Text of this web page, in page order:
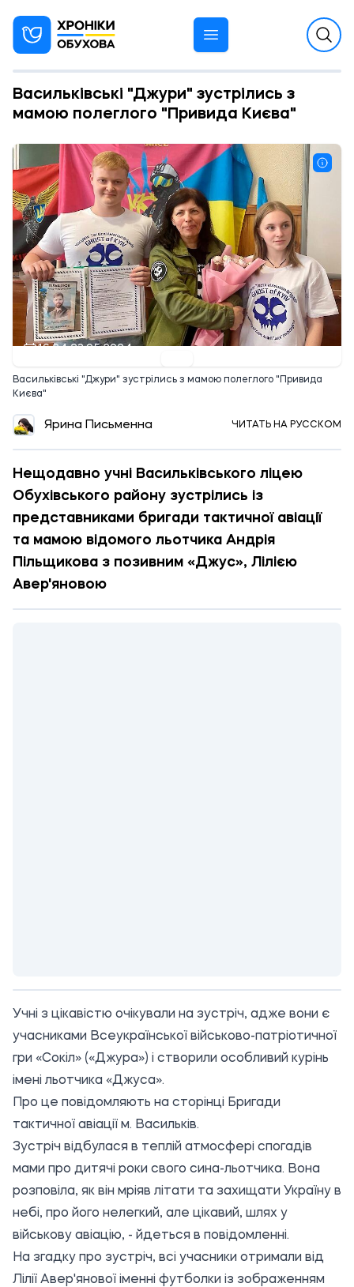
Васильківські "Джури" зустрілись з
мамою полеглого "Привида Києва"
16:24 23.05.2024
Васильківські "Джури" зустрілись з мамою полеглого "Привида
Києва"
Ярина Письменна ЧИТАТЬ НА РУССКОМ
Нещодавно учні Васильківського ліцею
Обухівського району зустрілись із
представниками бригади тактичної авіації
та мамою відомого льотчика Андрія
Пільщикова з позивним «Джус», Лілією
Авер'яновою
Учні з цікавістю очікували на зустріч, адже вони є
учасниками Всеукраїнської військово-патріотичної
гри «Сокіл» («Джура») і створили особливий курінь
імені льотчика «Джуса».
Про це повідомляють на сторінці Бригади
тактичної авіації м. Васильків.
Зустріч відбулася в теплій атмосфері спогадів
мами про дитячі роки свого сина-льотчика. Вона
розповіла, як він мріяв літати та захищати Україну в
небі, про його нелегкий, але цікавий, шлях у
військову авіацію, - йдеться в повідомленні.
На згадку про зустріч, всі учасники отримали від
Лілії Авер'янової іменні футболки із зображенням